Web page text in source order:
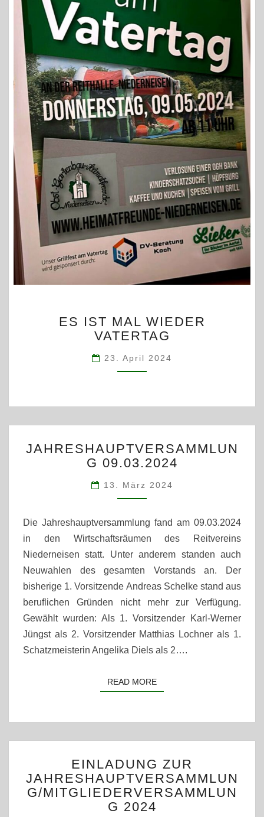
IST
MAL
VATERTAG
ES IST MAL WIEDER
VATERTAG
23. April 2024
09.03.2024
JAHRESHAUPTVERSAMMLUN
G 09.03.2024
13. März 2024
Die Jahreshauptversammlung fand am 09.03.2024
in den Wirtschaftsräumen des Reitvereins
Niederneisen statt. Unter anderem standen auch
Neuwahlen des gesamten Vorstands an. Der
bisherige 1. Vorsitzende Andreas Schelke stand aus
beruflichen Gründen nicht mehr zur Verfügung.
Gewählt wurden: Als 1. Vorsitzender Karl-Werner
Jüngst als 2. Vorsitzender Matthias Lochner als 1.
Schatzmeisterin Angelika Diels als 2….
READ MOREREAD MORE
ZUR
2024
EINLADUNG ZUR
JAHRESHAUPTVERSAMMLUN
G/MITGLIEDERVERSAMMLUN
G 2024